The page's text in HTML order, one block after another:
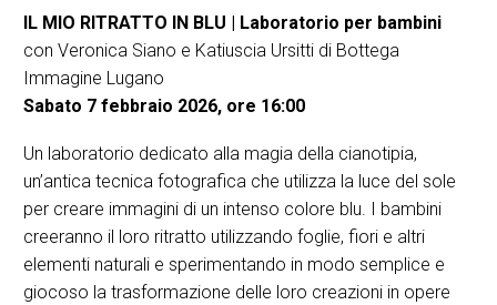
IL MIO RITRATTO IN BLU | Laboratorio per bambini
con Veronica Siano e Katiuscia Ursitti di Bottega
Immagine Lugano
Sabato 7 febbraio 2026, ore 16:00
Un laboratorio dedicato alla magia della cianotipia,
un’antica tecnica fotografica che utilizza la luce del sole
per creare immagini di un intenso colore blu. I bambini
creeranno il loro ritratto utilizzando foglie, fiori e altri
elementi naturali e sperimentando in modo semplice e
giocoso la trasformazione delle loro creazioni in opere